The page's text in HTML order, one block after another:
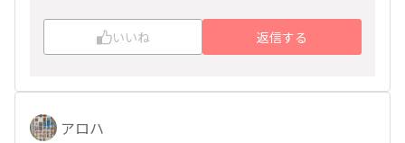
いいね 返信する
アロハ